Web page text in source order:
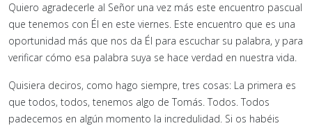
Quiero agradecerle al Señor una vez más este encuentro pascual
que tenemos con Él en este viernes. Este encuentro que es una
oportunidad más que nos da Él para escuchar su palabra, y para
verificar cómo esa palabra suya se hace verdad en nuestra vida.
Quisiera deciros, como hago siempre, tres cosas: La primera es
que todos, todos, tenemos algo de Tomás. Todos. Todos
padecemos en algún momento la incredulidad. Si os habéis